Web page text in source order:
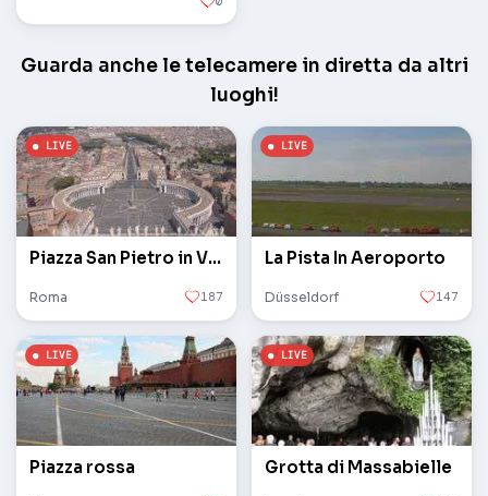
Guarda anche le telecamere in diretta da altri
luoghi!
Piazza San Pietro in Vaticano
Roma 187
La Pista In Aeroporto
Düsseldorf 147
Piazza rossa Grotta di Massabielle